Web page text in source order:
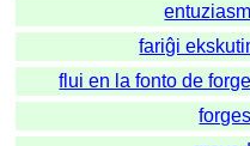
fariĝi
flui en la fonto de